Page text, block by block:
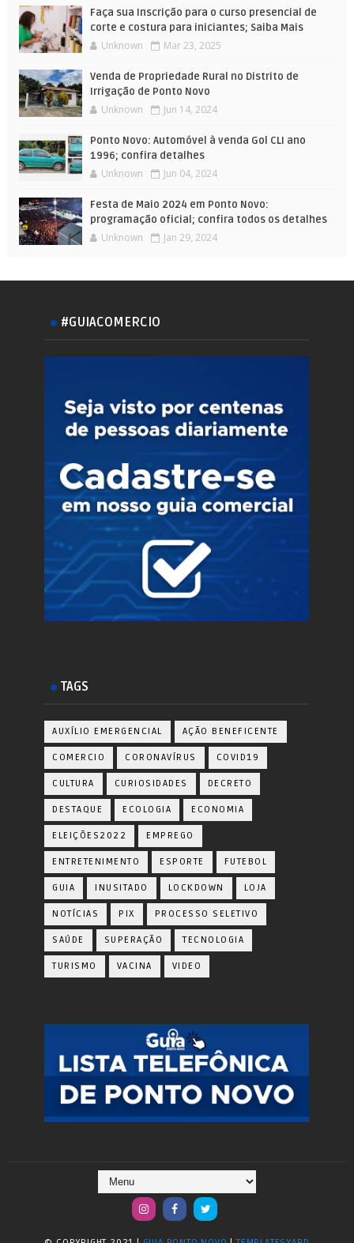
Faça sua Inscrição para o curso presencial de
corte e costura para iniciantes; Saiba Mais
Unknown Mar 23, 2025
Venda de Propriedade Rural no Distrito de
Irrigação de Ponto Novo
Unknown Jun 14, 2024
Ponto Novo: Automóvel à venda Gol CLI ano
1996; confira detalhes
Unknown Jun 04, 2024
Festa de Maio 2024 em Ponto Novo:
programação oficial; confira todos os detalhes
Unknown Jan 29, 2024
#GUIACOMERCIO
TAGS
AUXÍLIO EMERGENCIAL AÇÃO BENEFICENTE
COMERCIO CORONAVÍRUS COVID19
CULTURA CURIOSIDADES DECRETO
DESTAQUE ECOLOGIA ECONOMIA
ELEIÇÕES2022 EMPREGO
ENTRETENIMENTO ESPORTE FUTEBOL
GUIA INUSITADO LOCKDOWN LOJA
NOTÍCIAS PIX PROCESSO SELETIVO
SAÚDE SUPERAÇÃO TECNOLOGIA
TURISMO VACINA VIDEO